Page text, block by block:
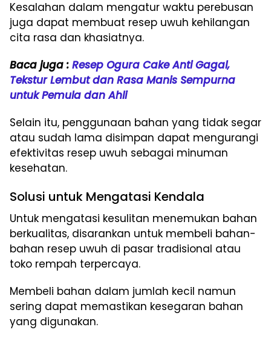
Kesalahan dalam mengatur waktu perebusan
juga dapat membuat resep uwuh kehilangan
cita rasa dan khasiatnya.
Baca juga : Resep Ogura Cake Anti Gagal,
Tekstur Lembut dan Rasa Manis Sempurna
untuk Pemula dan Ahli
Selain itu, penggunaan bahan yang tidak segar
atau sudah lama disimpan dapat mengurangi
efektivitas resep uwuh sebagai minuman
kesehatan.
Solusi untuk Mengatasi Kendala
Untuk mengatasi kesulitan menemukan bahan
berkualitas, disarankan untuk membeli bahan-
bahan resep uwuh di pasar tradisional atau
toko rempah terpercaya.
Membeli bahan dalam jumlah kecil namun
sering dapat memastikan kesegaran bahan
yang digunakan.